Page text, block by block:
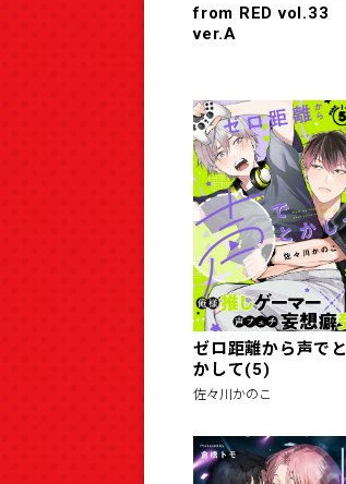
from RED vol.33
ver.A
ゼロ距離から声でと
かして(5)
佐々川かのこ